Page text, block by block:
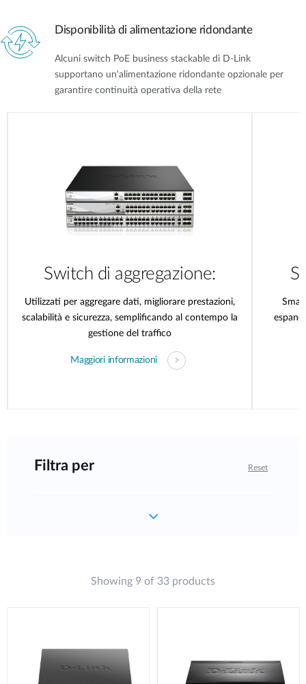
Disponibilità di alimentazione ridondante
Alcuni switch PoE business stackable di D-Link
supportano un'alimentazione ridondante opzionale per
garantire continuità operativa della rete
Switch di aggregazione:
Utilizzati per aggregare dati, migliorare prestazioni,
scalabilità e sicurezza, semplificando al contempo la
gestione del traffico
Maggiori informazioni
Filtra per Reset
Showing 9 of 33 products